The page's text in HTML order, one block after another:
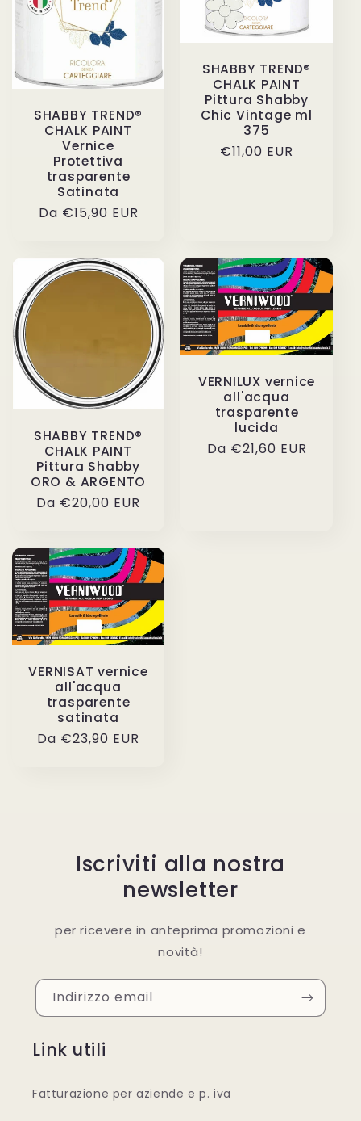
SHABBY TREND®
CHALK PAINT
Vernice
Protettiva
trasparente
Satinata
Prezzo
Da €15,90 EUR
SHABBY TREND®
CHALK PAINT
Pittura Shabby
Chic Vintage ml
375
Prezzo
€11,00 EUR
SHABBY TREND®
CHALK PAINT
Pittura Shabby
ORO & ARGENTO
Prezzo
Da €20,00 EUR
VERNILUX vernice
all'acqua
trasparente
lucida
Prezzo
Da €21,60 EUR
VERNISAT vernice
all'acqua
trasparente
satinata
Prezzo
Da €23,90 EUR
Iscriviti alla nostra
newsletter
per ricevere in anteprima promozioni e
novità!
Indirizzo email
Link utili
Fatturazione per aziende e p. iva